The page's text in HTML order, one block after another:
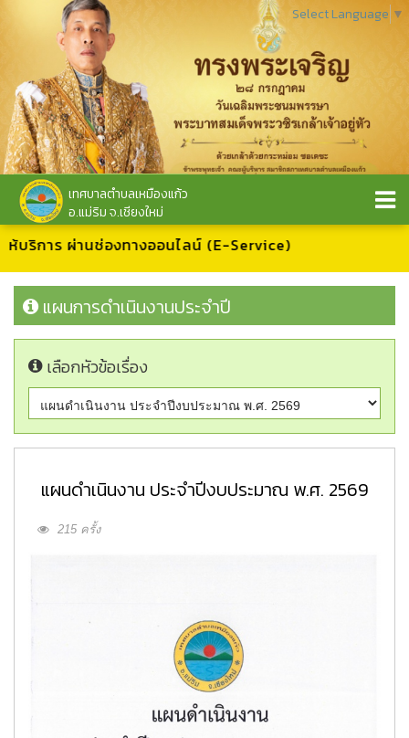
Select Language ▼
เทศบาลตำบลเหมืองแก้ว
อ.แม่ริม จ.เชียงใหม่
ริการ ผ่านช่องทางออนไลน์ (E-Service)
แผนการดำเนินงานประจำปี
เลือกหัวข้อเรื่อง
แผนดำเนินงาน ประจำปีงบประมาณ พ.ศ. 2569
215 ครั้ง